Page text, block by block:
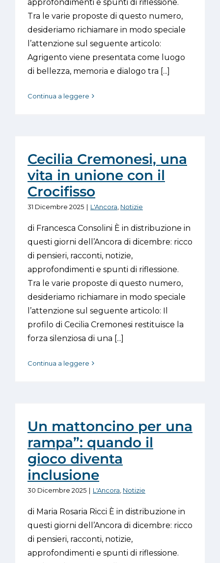
approfondimenti e spunti di riflessione.
Tra le varie proposte di questo numero,
desideriamo richiamare in modo speciale
l’attenzione sul seguente articolo:
Agrigento viene presentata come luogo
di bellezza, memoria e dialogo tra [...]
Continua a leggere
Cecilia Cremonesi, una
vita in unione con il
Crocifisso
31 Dicembre 2025 | L'Ancora, Notizie
di Francesca Consolini È in distribuzione in
questi giorni dell’Ancora di dicembre: ricco
di pensieri, racconti, notizie,
approfondimenti e spunti di riflessione.
Tra le varie proposte di questo numero,
desideriamo richiamare in modo speciale
l’attenzione sul seguente articolo: Il
profilo di Cecilia Cremonesi restituisce la
forza silenziosa di una [...]
Continua a leggere
Un mattoncino per una
rampa”: quando il
gioco diventa
inclusione
30 Dicembre 2025 | L'Ancora, Notizie
di Maria Rosaria Ricci È in distribuzione in
questi giorni dell’Ancora di dicembre: ricco
di pensieri, racconti, notizie,
approfondimenti e spunti di riflessione.